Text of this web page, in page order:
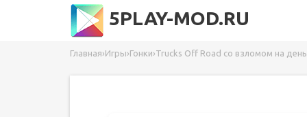
5PLAY-MOD.RU
Главная›Игры›Гонки›Trucks Off Road со взломом на